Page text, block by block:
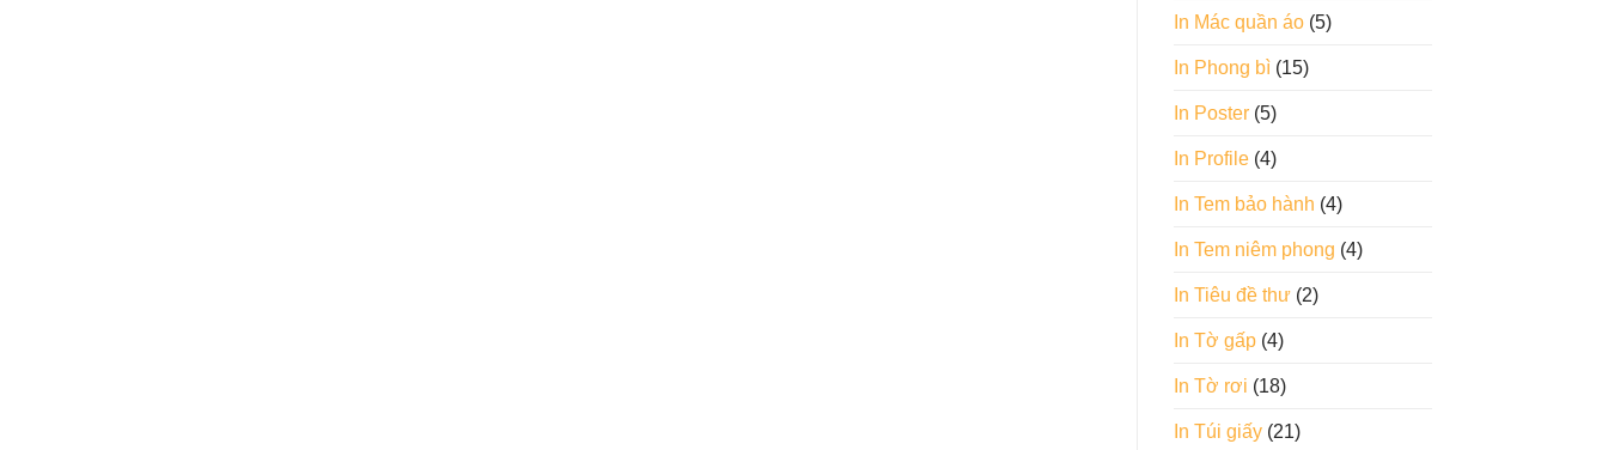
In Mác quần áo(5)
In Phong bì(15)
In Poster(5)
In Profile(4)
In Tem bảo hành (4)
In Tem niêm phong (4)
In Tiêu đề thư(2)
In Tờ gấp(4)
In Tờ rơi (18)
In Túi giấy(21)